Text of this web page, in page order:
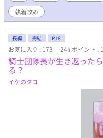
までは、ざまぁされて市井に
するフェルナンド。しかし、
んでいる様で…… ※なんちゃ
あり） 主人公が割と浅慮で
まれる要素 : 当て馬、鈍感受
の話には※印つけてます！
執着攻め
長編 完結 R18
お気に入り : 173 24h.ポイント :
騎士団隊長が生き返った
る？
イケのタコ